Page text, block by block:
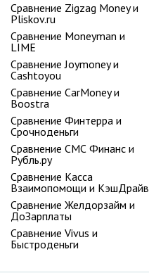
Сравнение Zigzag Money и
Pliskov.ru
Сравнение Moneyman и
LIME
Сравнение Joymoney и
Cashtoyou
Сравнение CarMoney и
Boostra
Сравнение Финтерра и
Срочноденьги
Сравнение СМС Финанс и
Рубль.ру
Сравнение Касса
Взаимопомощи и КэшДрайв
Сравнение Желдорзайм и
ДоЗарплаты
Сравнение Vivus и
Быстроденьги